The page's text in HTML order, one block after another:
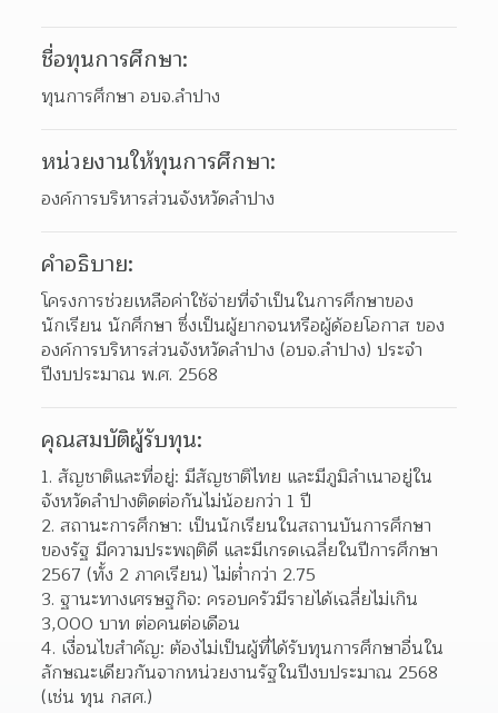
ชื่อทุนการศึกษา:
ทุนการศึกษา อบจ.ลำปาง
หน่วยงานให้ทุนการศึกษา:
องค์การบริหารส่วนจังหวัดลำปาง
คำอธิบาย:
โครงการช่วยเหลือค่าใช้จ่ายที่จำเป็นในการศึกษาของ
นักเรียน นักศึกษา ซึ่งเป็นผู้ยากจนหรือผู้ด้อยโอกาส ของ
องค์การบริหารส่วนจังหวัดลำปาง (อบจ.ลำปาง) ประจำ
ปีงบประมาณ พ.ศ. 2568
คุณสมบัติผู้รับทุน:
1. สัญชาติและที่อยู่: มีสัญชาติไทย และมีภูมิลำเนาอยู่ใน
จังหวัดลำปางติดต่อกันไม่น้อยกว่า 1 ปี
2. สถานะการศึกษา: เป็นนักเรียนในสถานบันการศึกษา
ของรัฐ มีความประพฤติดี และมีเกรดเฉลี่ยในปีการศึกษา
2567 (ทั้ง 2 ภาคเรียน) ไม่ต่ำกว่า 2.75
3. ฐานะทางเศรษฐกิจ: ครอบครัวมีรายได้เฉลี่ยไม่เกิน
3,000 บาท ต่อคนต่อเดือน
4. เงื่อนไขสำคัญ: ต้องไม่เป็นผู้ที่ได้รับทุนการศึกษาอื่นใน
ลักษณะเดียวกันจากหน่วยงานรัฐในปีงบประมาณ 2568
(เช่น ทุน กสศ.)